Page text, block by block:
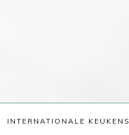
INTERNATIONALE KEUKENS